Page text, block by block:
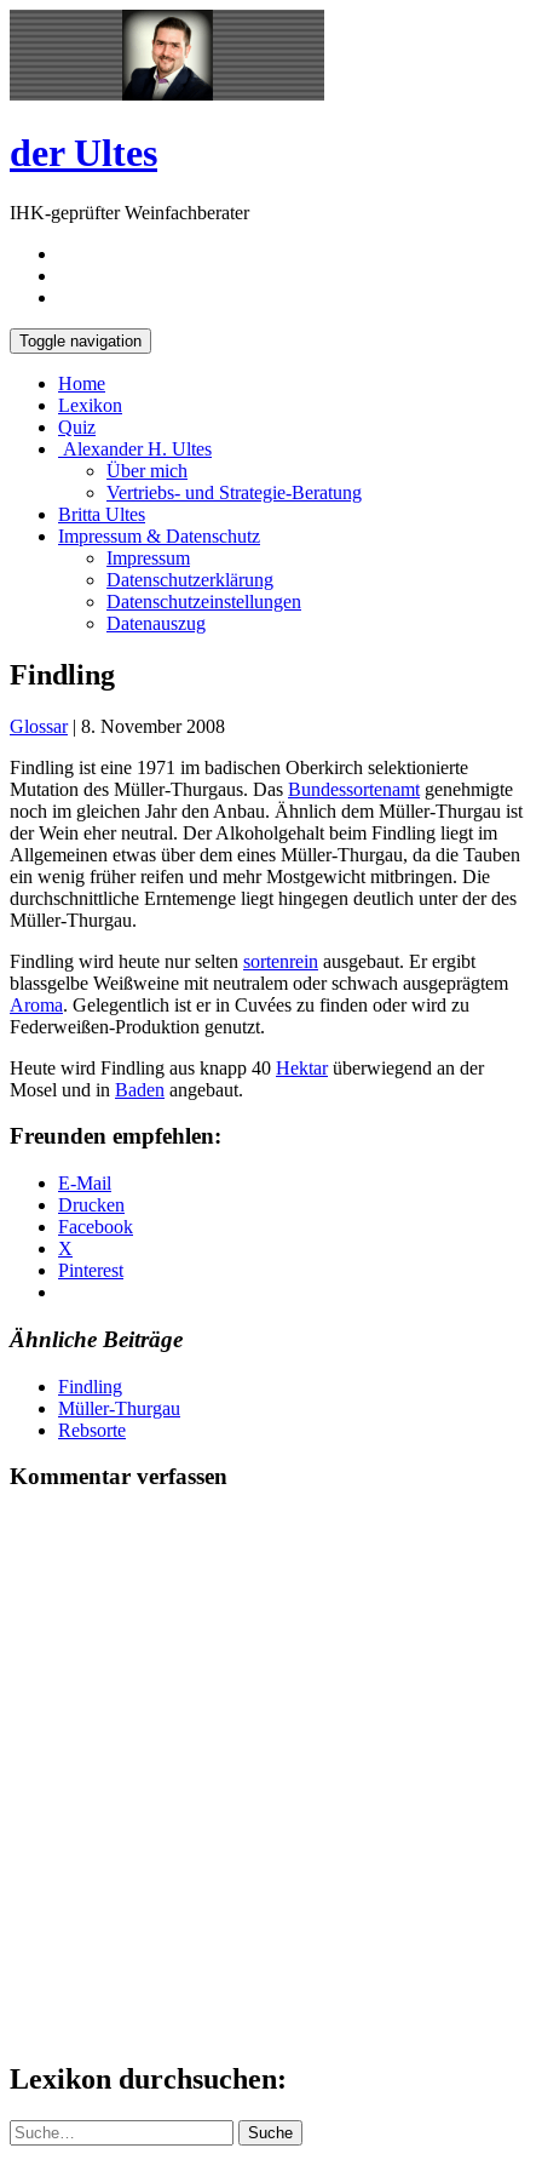
Skip
to
content
Open
Sidebar
der Ultes
IHK-geprüfter Weinfachberater
Toggle navigation
Home
Lexikon
Quiz
Alexander H. Ultes
Über mich
Vertriebs- und Strategie-Beratung
Britta Ultes
Impressum & Datenschutz
Impressum
Datenschutzerklärung
Datenschutzeinstellungen
Datenauszug
Findling
Glossar | 8. November 2008
Findling ist eine 1971 im badischen Oberkirch selektionierte
Mutation des Müller-Thurgaus. Das Bundessortenamt genehmigte
noch im gleichen Jahr den Anbau. Ähnlich dem Müller-Thurgau ist
der Wein eher neutral. Der Alkoholgehalt beim Findling liegt im
Allgemeinen etwas über dem eines Müller-Thurgau, da die Tauben
ein wenig früher reifen und mehr Mostgewicht mitbringen. Die
durchschnittliche Erntemenge liegt hingegen deutlich unter der des
Müller-Thurgau.
Findling wird heute nur selten sortenrein ausgebaut. Er ergibt
blassgelbe Weißweine mit neutralem oder schwach ausgeprägtem
Aroma. Gelegentlich ist er in Cuvées zu finden oder wird zu
Federweißen-Produktion genutzt.
Heute wird Findling aus knapp 40 Hektarüberwiegend an der
Mosel und in Baden angebaut.
Freunden empfehlen:
E-Mail
Drucken
Facebook
X
Pinterest
Ähnliche Beiträge
Findling
Müller-Thurgau
Rebsorte
Kommentar verfassen
Lexikon durchsuchen:
Suche Suche